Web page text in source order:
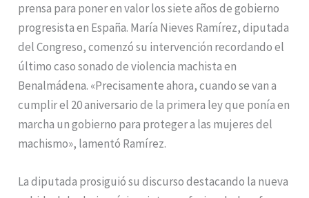
prensa para poner en valor los siete años de gobierno
progresista en España. María Nieves Ramírez, diputada
del Congreso, comenzó su intervención recordando el
último caso sonado de violencia machista en
Benalmádena. «Precisamente ahora, cuando se van a
cumplir el 20 aniversario de la primera ley que ponía en
marcha un gobierno para proteger a las mujeres del
machismo», lamentó Ramírez.
La diputada prosiguió su discurso destacando la nueva